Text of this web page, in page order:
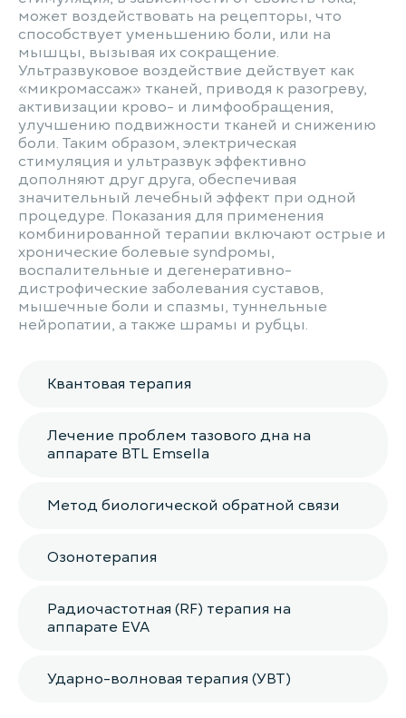
может воздействовать на рецепторы, что
способствует уменьшению боли, или на
мышцы, вызывая их сокращение.
Ультразвуковое воздействие действует как
«микромассаж» тканей, приводя к разогреву,
активизации крово- и лимфообращения,
улучшению подвижности тканей и снижению
боли. Таким образом, электрическая
стимуляция и ультразвук эффективно
дополняют друг друга, обеспечивая
значительный лечебный эффект при одной
процедуре. Показания для применения
комбинированной терапии включают острые и
хронические болевые syndромы,
воспалительные и дегенеративно-
дистрофические заболевания суставов,
мышечные боли и спазмы, туннельные
нейропатии, а также шрамы и рубцы.
Квантовая терапия
Лечение проблем тазового дна на
аппарате BTL Emsella
Метод биологической обратной связи
Озонотерапия
Радиочастотная (RF) терапия на
аппарате EVA
Ударно-волновая терапия (УВТ)